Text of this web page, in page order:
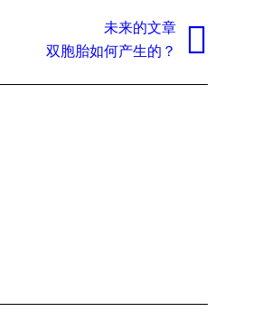
未来的文章
双胞胎如何产生的？